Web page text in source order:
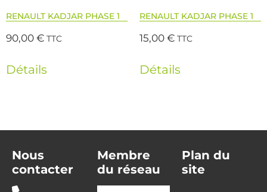
RENAULT KADJAR PHASE 1
90,00€ TTC
Détails
RENAULT KADJAR PHASE 1
15,00€ TTC
Détails
Nous
contacter
Membre
du réseau
Plan du
site